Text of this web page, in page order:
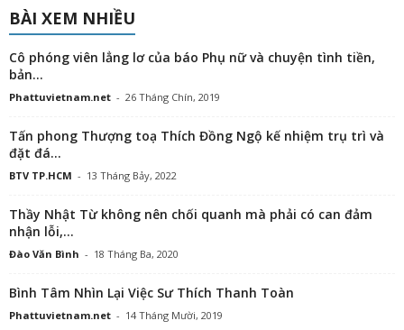
BÀI XEM NHIỀU
Cô phóng viên lẳng lơ của báo Phụ nữ và chuyện tình tiền,
bản...
Phattuvietnam.net - 26 Tháng Chín, 2019
Tấn phong Thượng toạ Thích Đồng Ngộ kế nhiệm trụ trì và
đặt đá...
BTV TP.HCM - 13 Tháng Bảy, 2022
Thầy Nhật Từ không nên chối quanh mà phải có can đảm
nhận lỗi,...
Đào Văn Bình - 18 Tháng Ba, 2020
Bình Tâm Nhìn Lại Việc Sư Thích Thanh Toàn
Phattuvietnam.net - 14 Tháng Mười, 2019